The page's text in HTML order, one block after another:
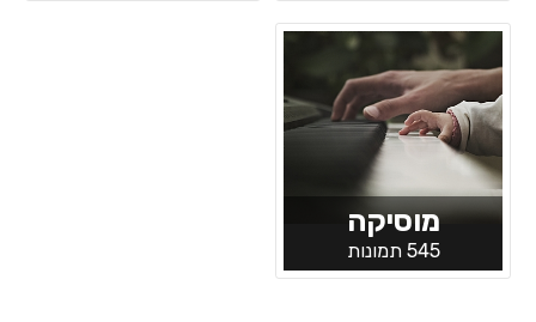
מוסיקה
545 תמונות